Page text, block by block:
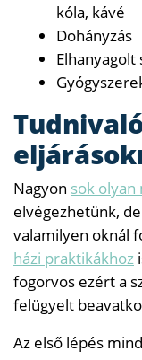
kóla, kávé
Dohányzás
Elhanyagolt
Nagyon sok olyan
elvégezhetünk,
valamilyen oknál
házi praktikákhoz
fogorvos ezért a
felügyelt
Az első lépés